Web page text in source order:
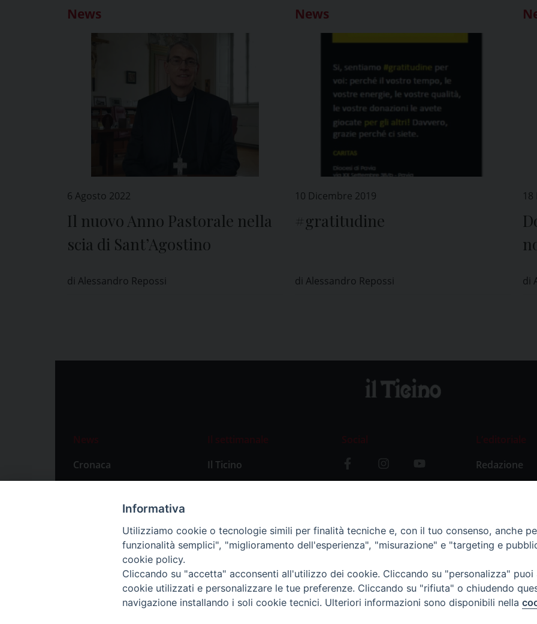
News
6 Agosto 2022
Il nuovo Anno Pastorale nella
scia di Sant’Agostino
di Alessandro Repossi
News
10 Dicembre 2019
#gratitudine
di Alessandro Repossi di
News
Cronaca
Attualità
Primo Piano
Il settimanale
Il Ticino
Abbonamenti
Social
L’editoriale
Redazione
Storia
Informativa
Utilizziamo cookie o tecnologie simili per finalità tecniche e, con il tuo consenso, anche
funzionalità semplici", "miglioramento dell'esperienza", "misurazione" e "targeting e
cookie policy.
Cliccando su "accetta" acconsenti all'utilizzo dei cookie. Cliccando su "personalizza"
cookie utilizzati e personalizzare le tue preferenze. Cliccando su "rifiuta" o chiudendo
navigazione installando i soli cookie tecnici. Ulteriori informazioni sono disponibili nella